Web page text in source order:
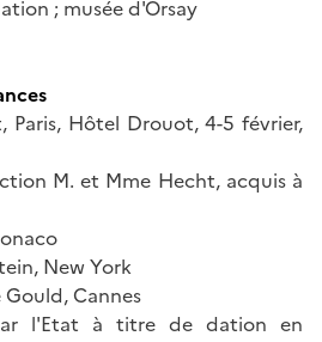
; musée d'Orsay
Paris, Hôtel Drouot, 4-5 février,
M. et Mme Hecht, acquis à
New York
Cannes
l'Etat à titre de dation en